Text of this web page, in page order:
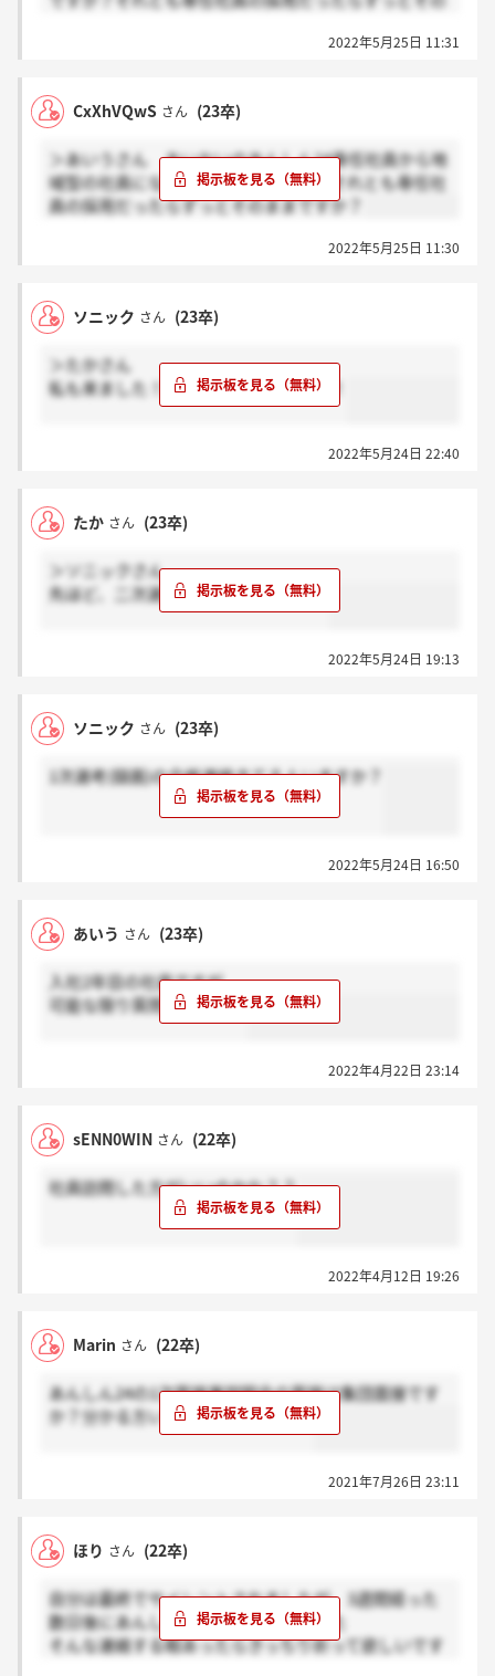
2022年5月25日 11:31
CxXhVQwS さん (23卒)
＞あいうさん あいおいのあんしん24専任社員から地
域型の社員になることは可能ですか？それとも専任社
員の採用だったらずっとそのままですか？
2022年5月25日 11:30
ソニック さん (23卒)
＞たかさん
私も来ました！ありがとうございます！
2022年5月24日 22:40
たか さん (23卒)
＞ソニックさん
先ほど、二次選考の案内がきました！
2022年5月24日 19:13
ソニック さん (23卒)
1次選考(録画)の合格連絡きてる人いますか？
2022年5月24日 16:50
あいう さん (23卒)
入社2年目の社員ですが
可能な限り質問答えるよん
2022年4月22日 23:14
sENN0WIN さん (22卒)
社員訪問した方がいいのかな？？
2022年4月12日 19:26
Marin さん (22卒)
あんしん24の1次面接兼説明会の面接は集団面接です
か？分かる方いらっしゃいますか？
2021年7月26日 23:11
ほり さん (22卒)
自分は最終でサイレントされましたが、3週間経った
数日後にあんしん24の案内が来てました
そんな連絡する暇あったらきっちり祈って欲しいです